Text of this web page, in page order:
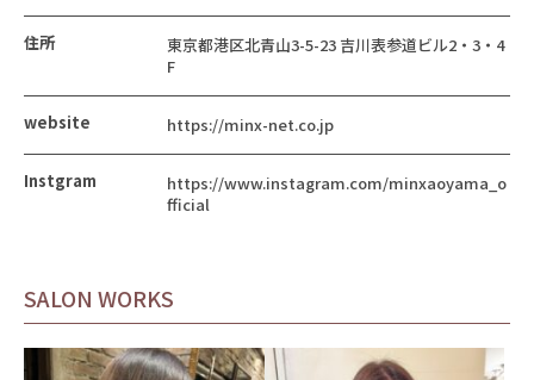
住所
東京都港区北青山3-5-23 吉川表参道ビル2・3・4
F
website https://minx-net.co.jp
Instgram
https://www.instagram.com/minxaoyama_o
fficial
SALON WORKS